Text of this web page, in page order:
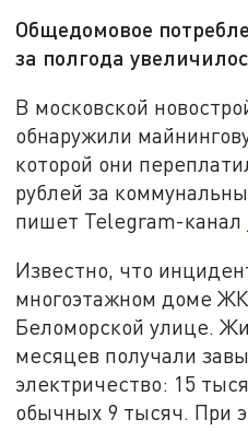
Общедомовое
за полгода
В московской
обнаружили
которой они
рублей за
пишет Telegram-канал
Известно, что
многоэтажном доме
Беломорской улице.
месяцев получали
электричество: 15
обычных 9 тысяч. При